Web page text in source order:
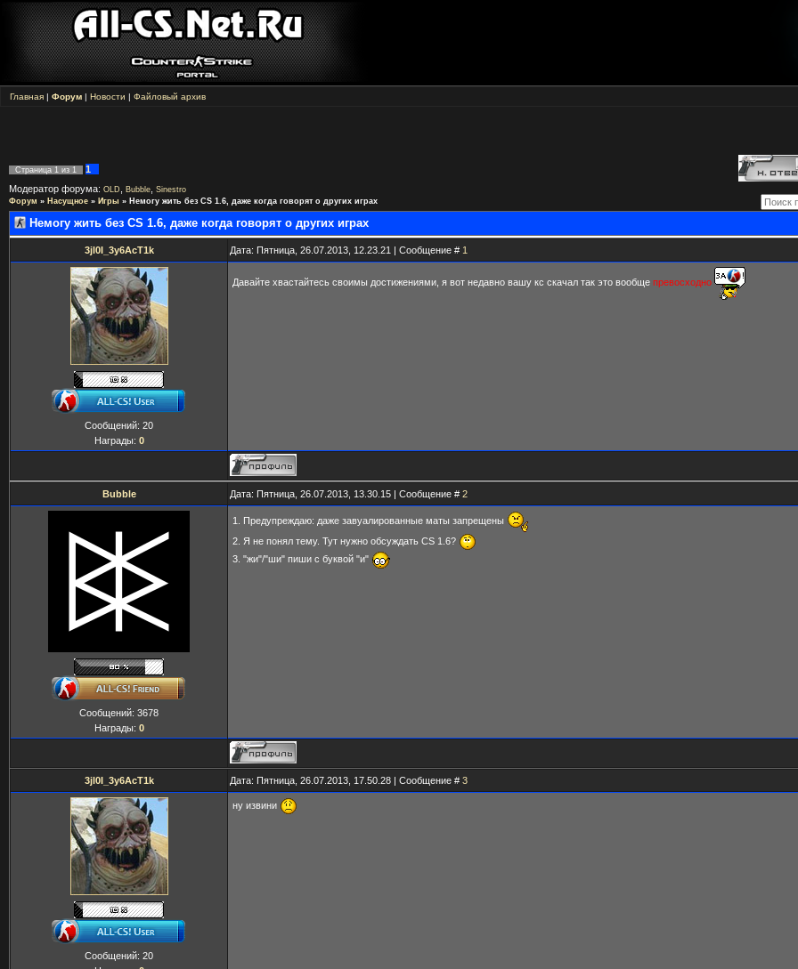
Главная | Форум | Новости | Файловый архив
Страница 1 из 1
1
Модератор форума: OLD Bubble Sinestro
Форум » Насущное » Игры » Немогу жить без CS 1.6, даже когда говорят о других играх
Немогу жить без CS 1.6, даже когда говорят о других играх
3jl0I_3y6AcT1k Дата: Пятница, 26.07.2013, 12.23.21 | Сообщение # 1
Сообщений: 20
Награды: 0
Давайте хвастайтесь своимы достижениями, я вот недавно вашу кс скачал так это вообще превосходно
Bubble Дата: Пятница, 26.07.2013, 13.30.15 | Сообщение # 2
Сообщений: 3678
Награды: 0
1. Предупреждаю: даже завуалированные маты запрещены
2. Я не понял тему. Тут нужно обсуждать CS 1.6?
3. "жи"/"ши" пиши с буквой "и"
3jl0I_3y6AcT1k Дата: Пятница, 26.07.2013, 17.50.28 | Сообщение # 3
Сообщений: 20
ну извини